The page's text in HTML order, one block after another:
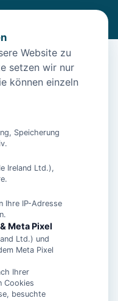
See-Hund -
-
Website zu
setzen wir nur
können einzeln
Speicherung
Ireland Ltd.),
Ihre IP-Adresse
Meta Pixel
Ltd.) und
Meta Pixel
Ihrer
Cookies
besuchte